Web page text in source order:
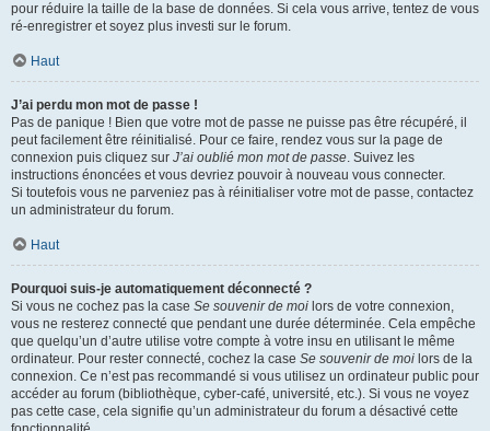
pour réduire la taille de la base de données. Si cela vous arrive, tentez de vous
ré-enregistrer et soyez plus investi sur le forum.
Haut
J’ai perdu mon mot de passe !
Pas de panique ! Bien que votre mot de passe ne puisse pas être récupéré, il
peut facilement être réinitialisé. Pour ce faire, rendez vous sur la page de
connexion puis cliquez sur J’ai oublié mon mot de passe. Suivez les
instructions énoncées et vous devriez pouvoir à nouveau vous connecter.
Si toutefois vous ne parveniez pas à réinitialiser votre mot de passe, contactez
un administrateur du forum.
Haut
Pourquoi suis-je automatiquement déconnecté ?
Si vous ne cochez pas la case Se souvenir de moi lors de votre connexion,
vous ne resterez connecté que pendant une durée déterminée. Cela empêche
que quelqu’un d’autre utilise votre compte à votre insu en utilisant le même
ordinateur. Pour rester connecté, cochez la case Se souvenir de moi lors de la
connexion. Ce n’est pas recommandé si vous utilisez un ordinateur public pour
accéder au forum (bibliothèque, cyber-café, université, etc.). Si vous ne voyez
pas cette case, cela signifie qu’un administrateur du forum a désactivé cette